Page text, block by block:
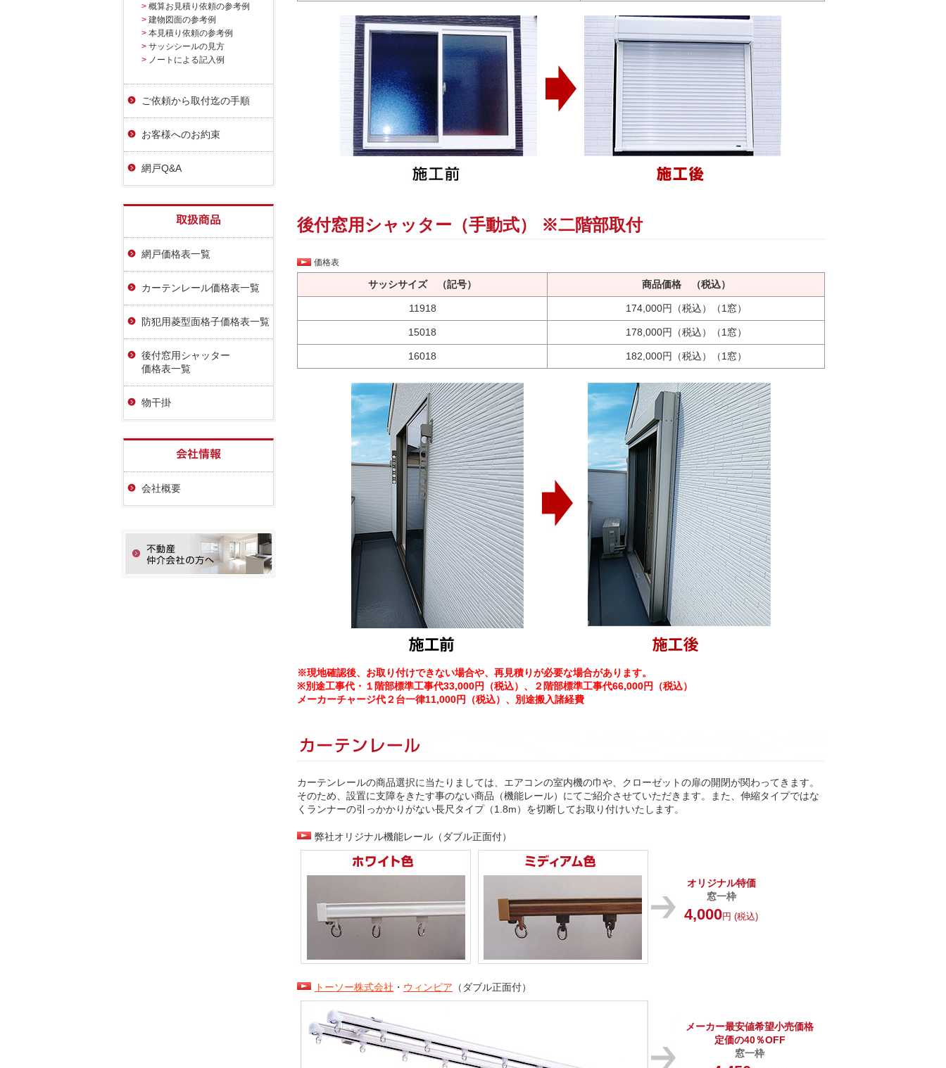
後付窓用シャッター（手動式） ※二階部取付
価格表
サッシサイズ （記号） 商品価格 （税込）
11918 174,000円（税込）（1窓）
15018 178,000円（税込）（1窓）
16018 182,000円（税込）（1窓）
※現地確認後、お取り付けできない場合や、再見積りが必要な場合があります。
※別途工事代・１階部標準工事代33,000円（税込）、２階部標準工事代66,000円（税込）
メーカーチャージ代２台一律11,000円（税込）、別途搬入諸経費
カーテンレールの商品選択に当たりましては、エアコンの室内機の巾や、クローゼットの扉の開閉が関わってきます。
そのため、設置に支障をきたす事のない商品（機能レール）にてご紹介させていただきます。また、伸縮タイプではな
くランナーの引っかかりがない長尺タイプ（1.8m）を切断してお取り付けいたします。
弊社オリジナル機能レール（ダブル正面付）
オリジナル特価
窓一枠
4,000円 (税込)
トーソー株式会社 ・ ウィンピア （ダブル正面付）
メーカー最安値希望小売価格
定価の40％OFF
窓一枠
> 概算お見積り依頼の参考例
> 建物図面の参考例
> 本見積り依頼の参考例
> サッシシールの見方
> ノートによる記入例
ご依頼から取付迄の手順
お客様へのお約束
網戸Q&A
網戸価格表一覧
カーテンレール価格表一覧
防犯用菱型面格子価格表一覧
後付窓用シャッター
価格表一覧
物干掛
会社概要